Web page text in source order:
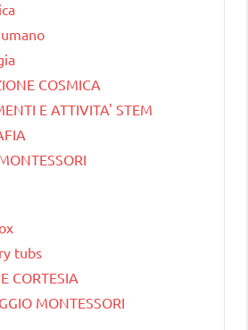
COSMICA
E ATTIVITA' STEM
tubs
CORTESIA
MONTESSORI